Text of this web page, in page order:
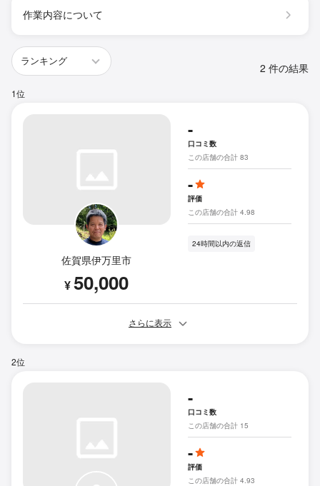
作業内容について
2 件の結果
1位
佐賀県伊万里市
¥50,000
-
口コミ数
この店舗の合計 83
-
評価
この店舗の合計 4.98
24時間以内の返信
さらに表示
2位
-
口コミ数
この店舗の合計 15
-
評価
この店舗の合計 4.93